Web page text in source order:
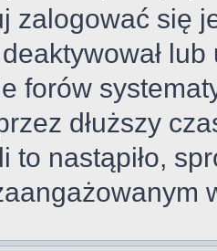
zalogować się
forów
dłuższy
to nastąpiło,